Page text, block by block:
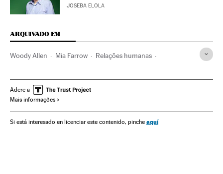
JOSEBA ELOLA
ARQUIVADO EM
Woody Allen Mia Farrow Relações humanas
Ciência Casal Sociedade
Adere a
Mais informações
Si está interesado en licenciar este contenido, pinche aquí